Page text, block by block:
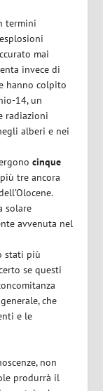
termini
mai
invece di
hanno colpito
14, un
radiazioni
alberi e nei
cinque
tre ancora
solare
avvenuta nel
stati più
se questi
che
e le
non
produrrà il